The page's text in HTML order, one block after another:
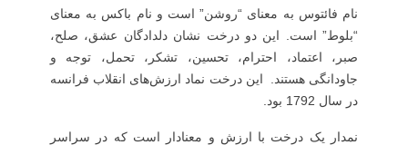
نام فائتوس به معنای “روشن” است و نام باکس به معنای
“بلوط” است. این دو درخت نشان دلدادگان عشق، صلح،
صبر، اعتماد، احترام، تحسین، تشکر، تحمل، توجه و
جاودانگی هستند. این درخت نماد ارزش‌های انقلاب فرانسه
در سال 1792 بود.
نمدار یک درخت با ارزش و معنادار است که در سراسر